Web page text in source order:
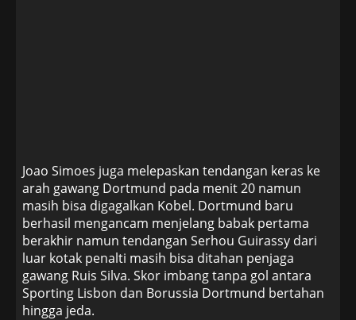
Joao Simoes juga melepaskan tendangan keras ke
arah gawang Dortmund pada menit 20 namun
masih bisa digagalkan Kobel. Dortmund baru
berhasil mengancam menjelang babak pertama
berakhir namun tendangan Serhou Guirassy dari
luar kotak penalti masih bisa ditahan penjaga
gawang Ruis Silva. Skor imbang tanpa gol antara
Sporting Lisbon dan Borussia Dortmund bertahan
hingga jeda.